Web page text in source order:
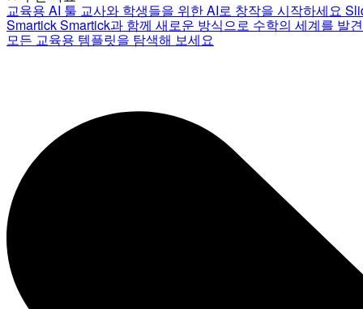
교육용 AI 툴 교사와 학생들을 위한 AI로 창작을 시작하세요
SmartickSmartick과 함께 새로운 방식으로 수학의 세계를 발
모든 교육용 템플릿을 탐색해 보세요